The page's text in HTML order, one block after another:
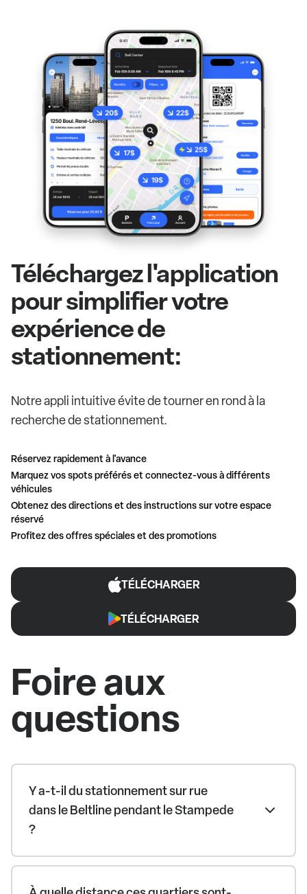
Téléchargez l'application
pour simplifier votre
expérience de
stationnement:
Notre appli intuitive évite de tourner en rond à la
recherche de stationnement.
Réservez rapidement à l'avance
Marquez vos spots préférés et connectez-vous à différents
véhicules
Obtenez des directions et des instructions sur votre espace
réservé
Profitez des offres spéciales et des promotions
TÉLÉCHARGER
TÉLÉCHARGER
Foire aux
questions
Y a-t-il du stationnement sur rue
dans le Beltline pendant le Stampede
?